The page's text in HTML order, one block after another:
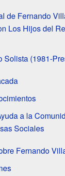
de Fernando
Los Hijos del
Solista (1981-
a la
Sociales
Fernando